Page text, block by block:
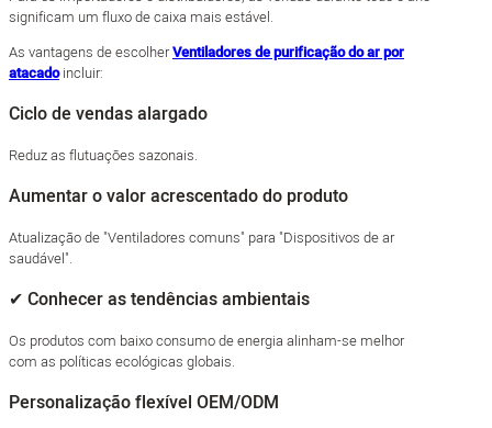
significam um fluxo de caixa mais estável.
As vantagens de escolherVentiladores de purificação do ar por
atacadoincluir:
Ciclo de vendas alargado
Reduz as flutuações sazonais.
Aumentar o valor acrescentado do produto
Atualização de "Ventiladores comuns" para "Dispositivos de ar
saudável".
✔ Conhecer as tendências ambientais
Os produtos com baixo consumo de energia alinham-se melhor
com as políticas ecológicas globais.
Personalização flexível OEM/ODM